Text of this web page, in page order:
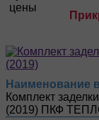
Наименование
Комплект
(2019) ПКФ